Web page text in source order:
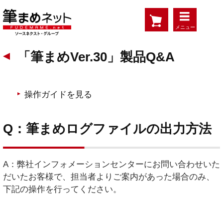
メニュー
「筆まめVer.30」製品Q&A
操作ガイドを見る
Q：筆まめログファイルの出力方法
A：弊社インフォメーションセンターにお問い合わせいた
だいたお客様で、担当者よりご案内があった場合のみ、
下記の操作を行ってください。